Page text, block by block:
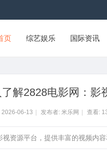
页 综艺娱乐 国际资讯
解2828电影网：影
2026-06-13 发布者: 米乐网 查看:
资源平台，提供丰富的视频内